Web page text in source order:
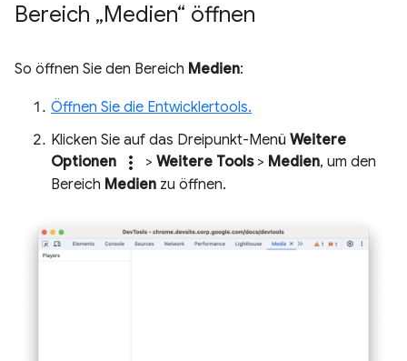
Bereich „Medien“ öffnen
So öffnen Sie den Bereich Medien:
Öffnen Sie die Entwicklertools.
Klicken Sie auf das Dreipunkt-Menü Weitere
Optionen
more_vert > Weitere Tools> Medien, um den
Bereich Medien zu öffnen.